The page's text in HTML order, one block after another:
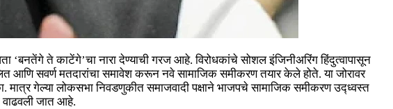
ते काटेंगे’चा नारा देण्याची गरज आहे. विरोधकांचे सोशल इंजिनीअरिंग हिंदुत्वापासून
आणि सवर्ण मतदारांचा समावेश करून नवे सामाजिक समीकरण तयार केले होते. या जोरावर
गेल्या लोकसभा निवडणुकीत समाजवादी पक्षाने भाजपचे सामाजिक समीकरण उद्ध्वस्त
वाढवली जात आहे.